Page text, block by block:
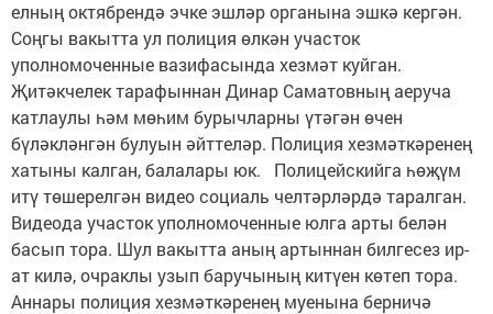
елның октябрендә эчке эшләр органына эшкә кергән.
Соңгы вакытта ул полиция өлкән участок
уполномоченные вазифасында хезмәт куйган.
Җитәкчелек тарафыннан Динар Саматовның аеруча
катлаулы һәм мөһим бурычларны үтәгән өчен
бүләкләнгән булуын әйттеләр. Полиция хезмәткәренең
хатыны калган, балалары юк. Полицейскийга һөҗүм
итү төшерелгән видео социаль челтәрләрдә таралган.
Видеода участок уполномоченные юлга арты белән
басып тора. Шул вакытта аның артыннан билгесез ир-
ат килә, очраклы узып баручының китүен көтеп тора.
Аннары полиция хезмәткәренең муенына берничә